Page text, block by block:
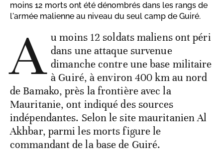
moins 12 morts ont été dénombrés dans les rangs de
l'armée malienne au niveau du seul camp de Guiré.
A u moins 12 soldats maliens ont péri
dans une attaque survenue
dimanche contre une base militaire
à Guiré, à environ 400 km au nord
de Bamako, près la frontière avec la
Mauritanie, ont indiqué des sources
indépendantes. Selon le site mauritanien Al
Akhbar, parmi les morts figure le
commandant de la base de Guiré.